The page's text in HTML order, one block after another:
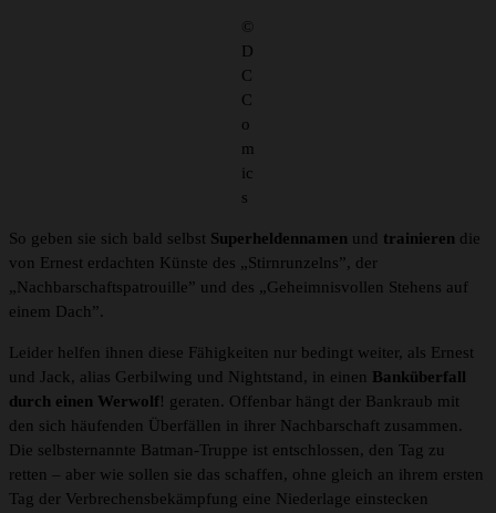
©
D
C
C
o
m
ic
s
So geben sie sich bald selbst Superheldennamen und trainieren die
von Ernest erdachten Künste des „Stirnrunzelns”, der
„Nachbarschaftspatrouille” und des „Geheimnisvollen Stehens auf
einem Dach”.
Leider helfen ihnen diese Fähigkeiten nur bedingt weiter, als Ernest
und Jack, alias Gerbilwing und Nightstand, in einen Banküberfall
durch einen Werwolf! geraten. Offenbar hängt der Bankraub mit
den sich häufenden Überfällen in ihrer Nachbarschaft zusammen.
Die selbsternannte Batman-Truppe ist entschlossen, den Tag zu
retten – aber wie sollen sie das schaffen, ohne gleich an ihrem ersten
Tag der Verbrechensbekämpfung eine Niederlage einstecken